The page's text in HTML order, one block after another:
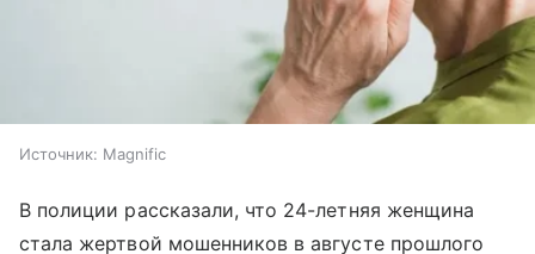
Источник: Magnific
В полиции рассказали, что 24-летняя женщина
стала жертвой мошенников в августе прошлого